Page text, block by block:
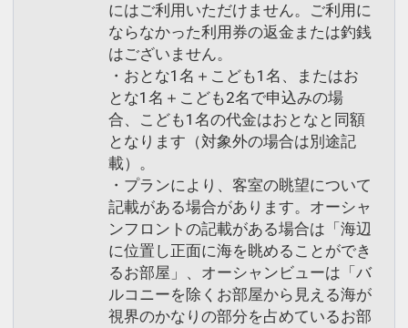
にはご利用いただけません。ご利用に
ならなかった利用券の返金または釣銭
はございません。
・おとな1名＋こども1名、またはお
とな1名＋こども2名で申込みの場
合、こども1名の代金はおとなと同額
となります（対象外の場合は別途記
載）。
・プランにより、客室の眺望について
記載がある場合があります。オーシャ
ンフロントの記載がある場合は「海辺
に位置し正面に海を眺めることができ
るお部屋」、オーシャンビューは「バ
ルコニーを除くお部屋から見える海が
視界のかなりの部分を占めているお部